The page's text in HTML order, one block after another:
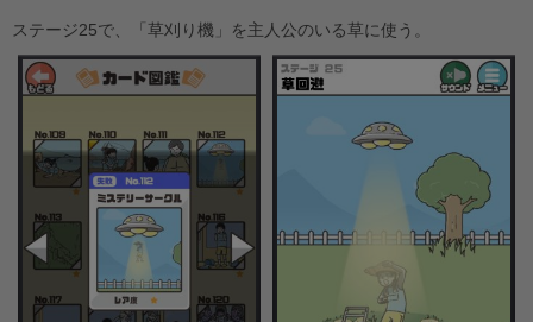
ステージ25で、「草刈り機」を主人公のいる草に使う。